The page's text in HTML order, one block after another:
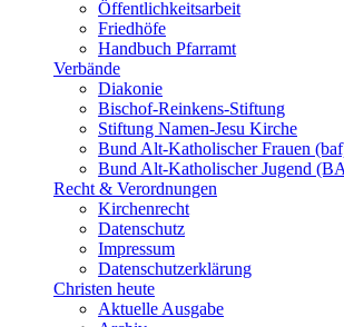
Öffentlichkeitsarbeit
Friedhöfe
Handbuch Pfarramt
Verbände
Diakonie
Bischof-Reinkens-Stiftung
Stiftung Namen-Jesu Kirche
Bund Alt-Katholischer Frauen
Bund Alt-Katholischer Jugend
Recht & Verordnungen
Kirchenrecht
Datenschutz
Impressum
Datenschutzerklärung
Christen heute
Aktuelle Ausgabe